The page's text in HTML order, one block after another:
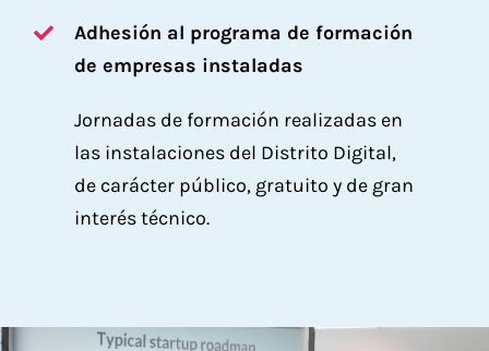
Adhesión al programa de formación
de empresas instaladas
Jornadas de formación realizadas en
las instalaciones del Distrito Digital,
de carácter público, gratuito y de gran
interés técnico.